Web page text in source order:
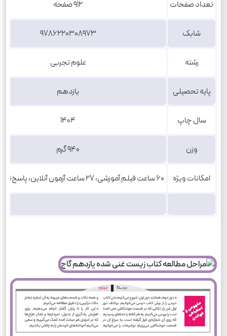
تعداد صفحات ۹۱۲ صفحه
شابک 9786220308973
رشته علوم تجربی
پایه تحصیلی یازدهم
سال چاپ ۱۴۰۴
وزن ۹۴۰ گرم
امکانات ویژه ۶۰ ساعت فیلم آموزشی، ۲۷ ساعت آزمون آنلاین، پاسخ‌نامه تشریحی